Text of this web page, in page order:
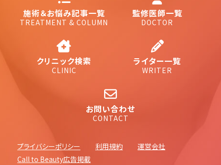
施術＆お悩み記事一覧
TREATMENT & COLUMN
監修医師一覧
DOCTOR
クリニック検索
CLINIC
ライター一覧
WRITER
お問い合わせ
CONTACT
プライバシーポリシー 利用規約
運営会社
Call to Beauty広告掲載